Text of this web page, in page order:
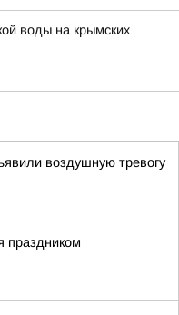
воды на крымских
воздушную тревогу
праздником